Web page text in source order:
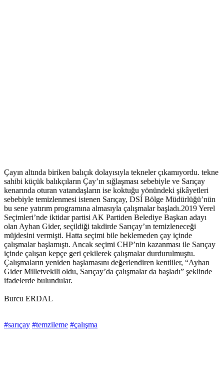
Çayın altında biriken balıçık dolayısıyla tekneler çıkamıyordu. tekne
sahibi küçük balıkçıların Çay’ın sığlaşması sebebiyle ve Sarıçay
kenarında oturan vatandaşların ise koktuğu yönündeki şikâyetleri
sebebiyle temizlenmesi istenen Sarıçay, DSİ Bölge Müdürlüğü’nün
bu sene yatırım programına almasıyla çalışmalar başladı.2019 Yerel
Seçimleri’nde iktidar partisi AK Partiden Belediye Başkan adayı
olan Ayhan Gider, seçildiği takdirde Sarıçay’ın temizleneceği
müjdesini vermişti. Hatta seçimi bile beklemeden çay içinde
çalışmalar başlamıştı. Ancak seçimi CHP’nin kazanması ile Sarıçay
içinde çalışan kepçe geri çekilerek çalışmalar durdurulmuştu.
Çalışmaların yeniden başlamasını değerlendiren kentliler, “Ayhan
Gider Milletvekili oldu, Sarıçay’da çalışmalar da başladı” şeklinde
ifadelerde bulundular.
Burcu ERDAL
#sarıçay #temzileme #çalışma